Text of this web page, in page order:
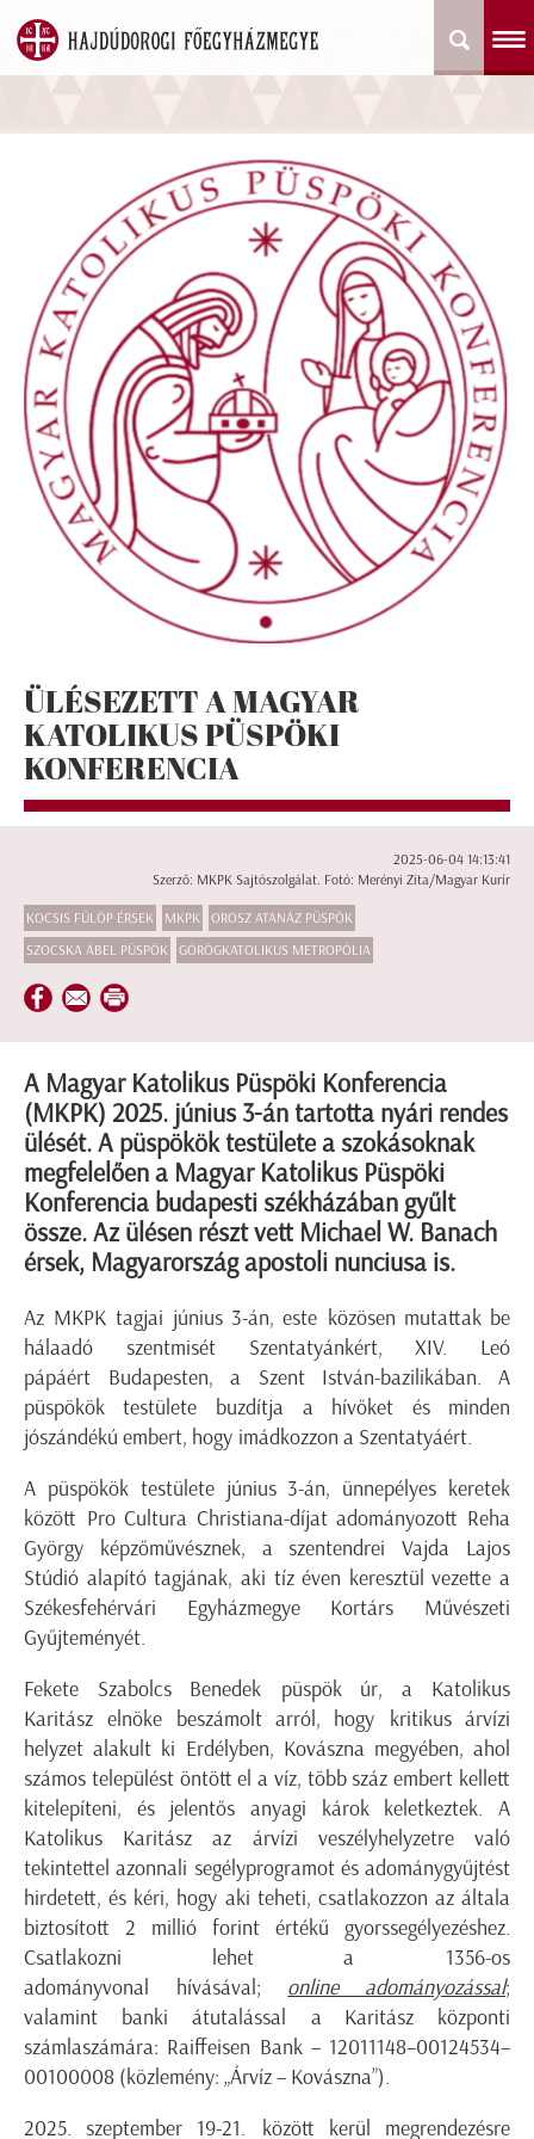
ÜLÉSEZETT A MAGYAR
KATOLIKUS PÜSPÖKI
KONFERENCIA
2025-06-04 14:13:41
Szerző: MKPK Sajtószolgálat. Fotó: Merényi Zita/Magyar Kurír
KOCSIS FÜLÖP ÉRSEK MKPK
OROSZ ATANÁZ PÜSPÖK
SZOCSKA ÁBEL PÜSPÖK
GÖRÖGKATOLIKUS METROPÓLIA
A Magyar Katolikus Püspöki Konferencia
(MKPK) 2025. június 3-án tartotta nyári rendes
ülését. A püspökök testülete a szokásoknak
megfelelően a Magyar Katolikus Püspöki
Konferencia budapesti székházában gyűlt
össze. Az ülésen részt vett Michael W. Banach
érsek, Magyarország apostoli nunciusa is.
Az MKPK tagjai június 3-án, este közösen mutattak be
hálaadó szentmisét Szentatyánkért, XIV. Leó
pápáért Budapesten, a Szent István-bazilikában. A
püspökök testülete buzdítja a hívőket és minden
jószándékú embert, hogy imádkozzon a Szentatyáért.
A püspökök testülete június 3-án, ünnepélyes keretek
között Pro Cultura Christiana-díjat adományozott Reha
György képzőművésznek, a szentendrei Vajda Lajos
Stúdió alapító tagjának, aki tíz éven keresztül vezette a
Székesfehérvári Egyházmegye Kortárs Művészeti
Gyűjteményét.
Fekete Szabolcs Benedek püspök úr, a Katolikus
Karitász elnöke beszámolt arról, hogy kritikus árvízi
helyzet alakult ki Erdélyben, Kovászna megyében, ahol
számos települést öntött el a víz, több száz embert kellett
kitelepíteni, és jelentős anyagi károk keletkeztek. A
Katolikus Karitász az árvízi veszélyhelyzetre való
tekintettel azonnali segélyprogramot és adománygyűjtést
hirdetett, és kéri, hogy aki teheti, csatlakozzon az általa
biztosított 2 millió forint értékű gyorssegélyezéshez.
Csatlakozni lehet a 1356-os
adományvonal hívásával; online adományozással;
valamint banki átutalással a Karitász központi
számlaszámára: Raiffeisen Bank – 12011148–00124534–
00100008 (közlemény: „Árvíz – Kovászna”).
2025. szeptember 19-21. között kerül megrendezésre